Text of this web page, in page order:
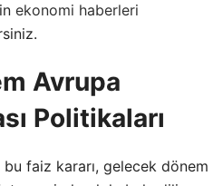
ekonomi haberleri
Avrupa
Politikaları
bu faiz kararı, gelecek dönem